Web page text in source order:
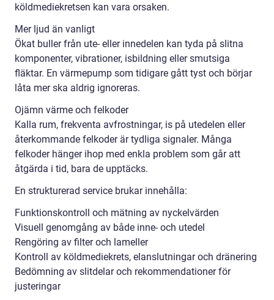
köldmediekretsen kan vara orsaken.
Mer ljud än vanligt
Ökat buller från ute- eller innedelen kan tyda på slitna
komponenter, vibrationer, isbildning eller smutsiga
fläktar. En värmepump som tidigare gått tyst och börjar
låta mer ska aldrig ignoreras.
Ojämn värme och felkoder
Kalla rum, frekventa avfrostningar, is på utedelen eller
återkommande felkoder är tydliga signaler. Många
felkoder hänger ihop med enkla problem som går att
åtgärda i tid, bara de upptäcks.
En strukturerad service brukar innehålla:
Funktionskontroll och mätning av nyckelvärden
Visuell genomgång av både inne- och utedel
Rengöring av filter och lameller
Kontroll av köldmediekrets, elanslutningar och dränering
Bedömning av slitdelar och rekommendationer för
justeringar